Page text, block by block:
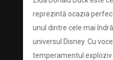
reprezintă ocazia
unul dintre cele mai
universul Disney. Cu
temperamentul